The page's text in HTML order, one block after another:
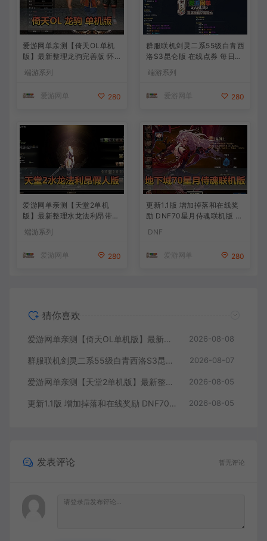
爱游网单亲测【倚天OL单机
版】最新整理龙驹完善版 怀
发物品装备 虚拟机一键端 视
端游系列
爱游网单 280
群服联机剑灵二系55级白青西
洛S3昆仑版 在线点券 每日礼
端游系列
爱游网单 280
爱游网单亲测【天堂2单机
版】最新整理水龙法利昂带假
人商业端制作单机 内置多功
能GM控制台 可发物品装备
端游系列
爱游网单 280
更新1.1版 增加掉落和在线奖
励 DNF70星月侍魂联机版 丰
辟邪玉 皮肤外观 BUFF技能徽
珠等 在线点 装备靠爆
DNF
爱游网单 280
猜你喜欢
爱游网单亲测【倚天OL单机版】最新整理龙驹完善版 怀旧武侠网游单机 带GM工具可发物品装备 虚拟机一键端 视频安装教学 2026-08-08
群服联机剑灵二系55级白青西洛S3昆仑版 在线点券 每日礼包 复古玩法 2026-08-07
爱游网单亲测【天堂2单机版】最新整理水龙法利昂带假人商业端制作单机 内置多功能GM控制台 可发物品装备 虚拟机一键端 视频安装教学 2026-08-05
更新1.1版 增加掉落和在线奖励 DNF70星月侍魂联机版 丰富异次元技能装备词条 护石 辟邪玉 皮肤外观 BUFF技能徽章 史诗装备特效徽章 技能宝珠等 在线点 装备靠爆 2026-08-05
发表评论 暂无评论